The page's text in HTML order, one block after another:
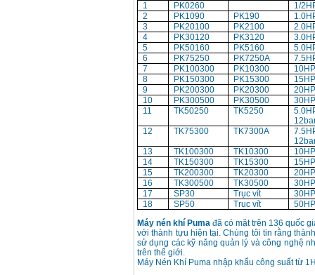
1 PK0260
1/
2
PK1090 PK190
3
PK20100 PK2100
4
PK30120 PK3120
5
PK50160 PK5160
6
PK75250 PK7250A
7
PK100300 PK10300
8
PK150300 PK15300
9
PK200300 PK20300
10
PK300500 PK30500
11
TK50250 TK5250
12
TK75300 TK7300A
13
TK100300 TK10300
14
TK150300 TK15300
15
TK200300 TK20300
16
TK300500 TK30500
17
SP30 Trục vít
18
SP50 Trục vít
Máy nén khí Puma đã có mặt trên 136 quốc
với thành tựu hiện tại. Chúng tôi tin rằng
sử dụng các kỹ năng quản lý và công nghệ
trên thế giới.
Máy Nén Khí Puma nhập khẩu công suất từ